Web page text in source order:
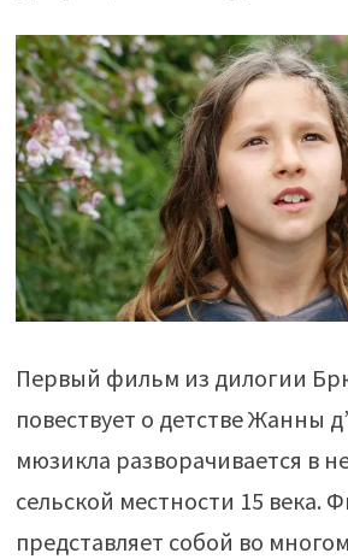
Первый фильм из дилогии
повествует о детстве Жанны
мюзикла разворачивается в
сельской местности 15 века.
представляет собой во